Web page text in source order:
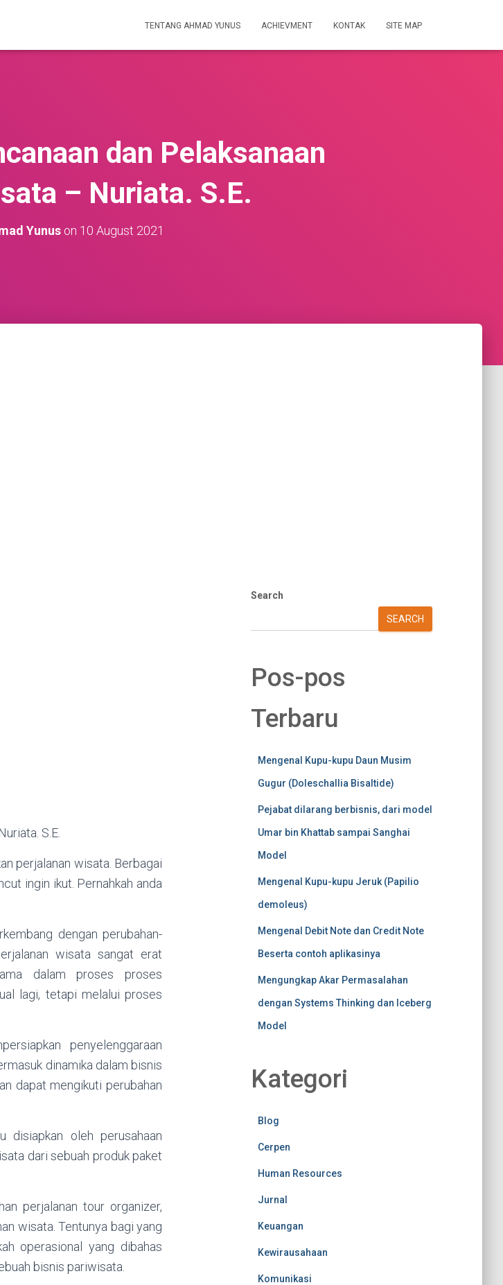
TENTANG AHMAD YUNUS ACHIEVMENT KONTAK SITE MAP
dan Pelaksanaan
– Nuriata. S.E.
Yunus on 10 August 2021
S.E.
perjalanan wisata. Berbagai
ingin ikut. Pernahkah anda
dengan perubahan-
wisata sangat erat
dalam proses proses
lagi, tetapi melalui proses
penyelenggaraan
dinamika dalam bisnis
dapat mengikuti perubahan
disiapkan oleh perusahaan
dari sebuah produk paket
perjalanan tour organizer,
wisata. Tentunya bagi yang
operasional yang dibahas
bisnis pariwisata.
Search
SEARCH
Pos-pos
Terbaru
Mengenal Kupu-kupu Daun Musim
Gugur (Doleschallia Bisaltide)
Pejabat dilarang berbisnis, dari model
Umar bin Khattab sampai Sanghai
Model
Mengenal Kupu-kupu Jeruk (Papilio
demoleus)
Mengenal Debit Note dan Credit Note
Beserta contoh aplikasinya
Mengungkap Akar Permasalahan
dengan Systems Thinking dan Iceberg
Model
Kategori
Blog
Cerpen
Human Resources
Jurnal
Keuangan
Kewirausahaan
Komunikasi